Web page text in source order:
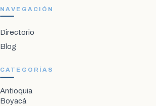
NAVEGACIÓN
Directorio
Blog
CATEGORÍAS
Antioquia
Boyacá